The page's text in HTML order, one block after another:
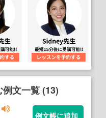
文一覧 (13)
例文帳に追加